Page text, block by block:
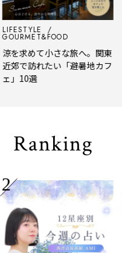
を求めて小さな旅へ。関東
郊で訪れたい「避暑地カフ
」10選
Ranking